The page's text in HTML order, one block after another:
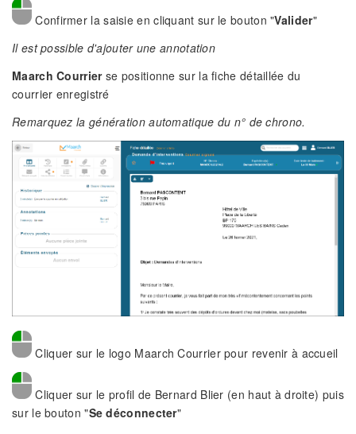
Confirmer la saisie en cliquant sur le bouton "Valider"
Il est possible d'ajouter une annotation
Maarch Courrierse positionne sur la fiche détaillée du
courrier enregistré
Remarquez la génération automatique du n° de chrono.
Cliquer sur le logo Maarch Courrier pour revenir à accueil
Cliquer sur le profil de Bernard Blier (en haut à droite) puis
sur le bouton "Se déconnecter"